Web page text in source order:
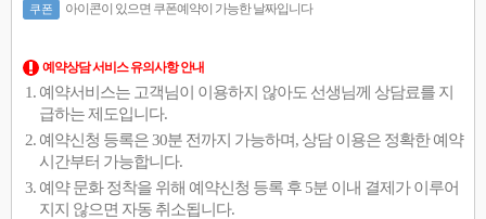
쿠폰 아이콘이 있으면 쿠폰예약이 가능한 날짜입니다
예약상담 서비스 유의사항 안내
예약서비스는 고객님이 이용하지 않아도 선생님께 상담료를 지
급하는 제도입니다.
예약신청 등록은 30분 전까지 가능하며, 상담 이용은 정확한 예약
시간부터 가능합니다.
예약 문화 정착을 위해 예약신청 등록 후 5분 이내 결제가 이루어
지지 않으면 자동 취소됩니다.